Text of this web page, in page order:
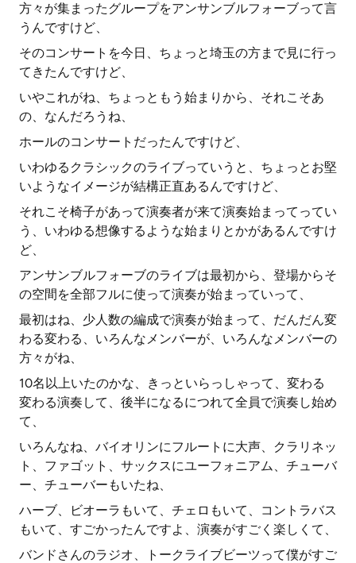
方々が集まったグループをアンサンブルフォーブって言
うんですけど、
そのコンサートを今日、ちょっと埼玉の方まで見に行っ
てきたんですけど、
いやこれがね、ちょっともう始まりから、それこそあ
の、なんだろうね、
ホールのコンサートだったんですけど、
いわゆるクラシックのライブっていうと、ちょっとお堅
いようなイメージが結構正直あるんですけど、
それこそ椅子があって演奏者が来て演奏始まってってい
う、いわゆる想像するような始まりとかがあるんですけ
ど、
アンサンブルフォーブのライブは最初から、登場からそ
の空間を全部フルに使って演奏が始まっていって、
最初はね、少人数の編成で演奏が始まって、だんだん変
わる変わる、いろんなメンバーが、いろんなメンバーの
方々がね、
10名以上いたのかな、きっといらっしゃって、変わる
変わる演奏して、後半になるにつれて全員で演奏し始め
て、
いろんなね、バイオリンにフルートに大声、クラリネッ
ト、ファゴット、サックスにユーフォニアム、チューバ
ー、チューバーもいたね、
ハーブ、ビオーラもいて、チェロもいて、コントラバス
もいて、すごかったんですよ、演奏がすごく楽しくて、
バンドさんのラジオ、トークライブビーツって僕がすご